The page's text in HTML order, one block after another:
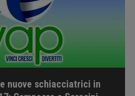
nuove schiacciatrici in